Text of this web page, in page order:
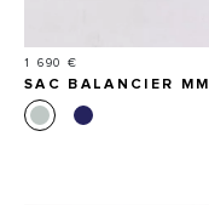
Prix
1 690 €
SAC BALANCIER MM